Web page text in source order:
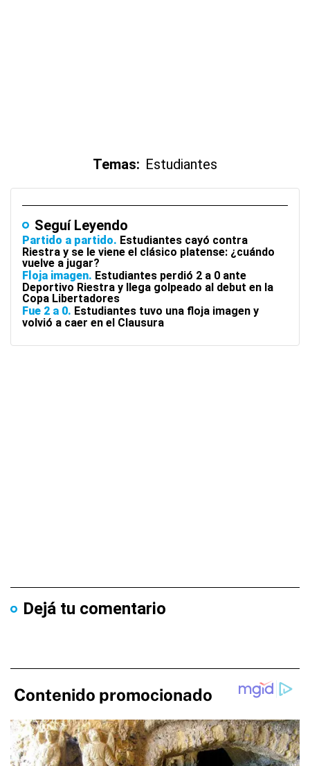
Temas: Estudiantes
Seguí Leyendo
Partido a partido Estudiantes cayó contra
Riestra y se le viene el clásico platense: ¿cuándo
vuelve a jugar?
Floja imagen Estudiantes perdió 2 a 0 ante
Deportivo Riestra y llega golpeado al debut en la
Copa Libertadores
Fue 2 a 0 Estudiantes tuvo una floja imagen y
volvió a caer en el Clausura
Dejá tu comentario